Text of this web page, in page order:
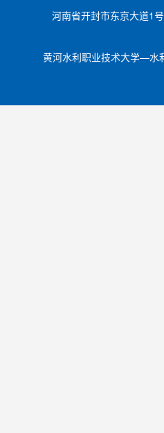
河南省开封市东京大道1
黄河水利职业技术大学—水